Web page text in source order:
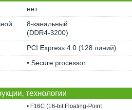
нет
8-канальный
(DDR4-3200)
PCI Express 4.0 (128 линий)
• Secure processor
технологии
• F16C (16-bit Floating-Point